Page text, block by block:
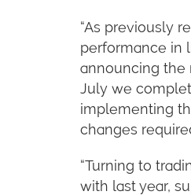
“As previously
performance in
announcing the
July we
implementing
changes
“Turning to
with last year,